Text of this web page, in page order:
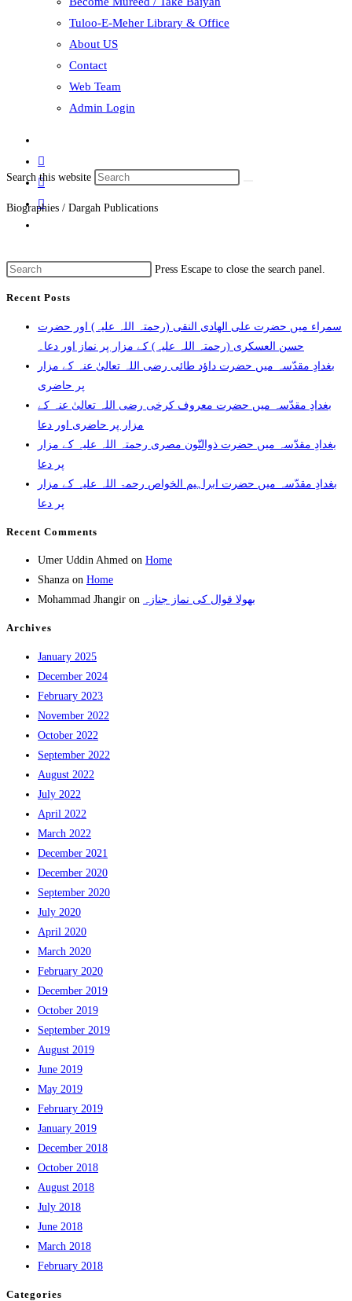
Tuloo-E-Meher Library & Office
About US
Contact
Web Team
Admin Login
Search this website
Biographies / Dargah Publications
Press Escape to close the search panel.
Recent Posts
سمراء میں حضرت علی الھادی النقی (رحمتہ اللہ علیہ) اور حضرت
حسن العسکری (رحمتہ اللہ علیہ) کے مزار پر نماز اور دعا۔
بغدادِ مقدّسہ میں حضرت داؤد طائی رضی اللہ تعالیٰ عنہ کے مزار
پر حاضری
بغدادِ مقدّسہ میں حضرت معروف کرخی رضی اللہ تعالیٰ عنہ کے
مزار پر حاضری اور دعا
بغدادِ مقدّسہ میں حضرت ذوالنّون مصری رحمتہ اللہ علیہ کے مزار
پر دعا
بغدادِ مقدّسہ میں حضرت ابراہیم الخواص رحمۃ اللہ علیہ کے مزار
پر دعا
Recent Comments
Umer Uddin Ahmed on Home
Shanza on Home
Mohammad Jhangir on بھولا قوال کی نماز جنازہ
Archives
January 2025
December 2024
February 2023
November 2022
October 2022
September 2022
August 2022
July 2022
April 2022
March 2022
December 2021
December 2020
September 2020
July 2020
April 2020
March 2020
February 2020
December 2019
October 2019
September 2019
August 2019
June 2019
May 2019
February 2019
January 2019
December 2018
October 2018
August 2018
July 2018
June 2018
March 2018
February 2018
Categories